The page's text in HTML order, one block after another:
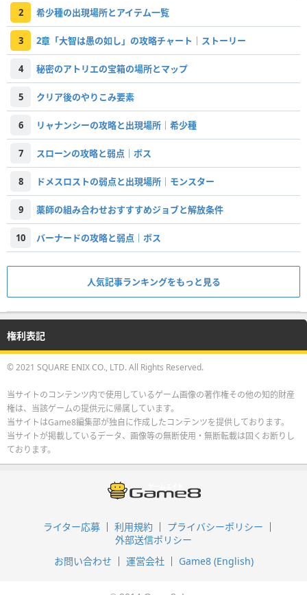
2 希少種の出現場所とアイテム一覧
3 2章「大智は愚の如し」の攻略チャート｜ストーリー
4 秘密のアトリエの宝箱の場所とマップ
5 クリア後のやりこみ要素
6 リャナンシーの攻略と出現場所｜希少種
7 スローンの攻略と弱点｜ボス
8 ドメスロストの弱点と出現場所｜モンスター
9 薬師の組み合わせおすすすめジョブと解放条件
10 バーナードの攻略と弱点｜ボス
人気記事ランキングをもっと見る
権利表記
© 2021 SQUARE ENIX CO., LTD. All Rights Reserved.
当サイトのコンテンツ内で使用しているゲーム画像の著作権その他の知的財産
権は、当該ゲームの提供元に帰属しています。
当サイトはGame8編集部が独自に作成したコンテンツを提供しております。
当サイトが掲載しているデータ、画像等の無断使用・無断転載は固くお断りし
ております。
ライター応募 利用規約
プライバシーポリシー
外部送信ポリシー
お問い合わせ
運営会社 Game8 (English)